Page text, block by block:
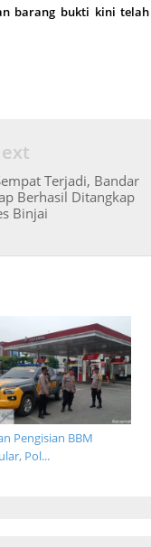
barang bukti kini telah
Terjadi, Bandar
Berhasil Ditangkap
Binjai
Pengisian BBM
Pol...